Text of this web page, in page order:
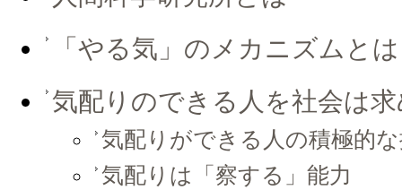
「やる気」のメカニズムとは
気配りのできる人を社会は
気配りができる人の積極的
気配りは「察する」能力